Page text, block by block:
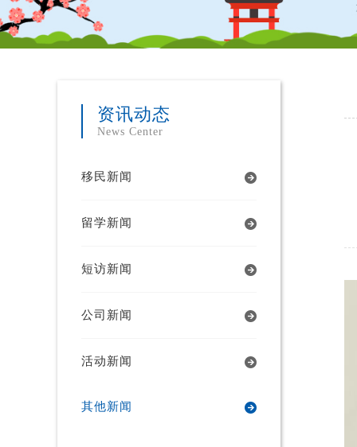
资讯动态
News Center
移民新闻
留学新闻
短访新闻
公司新闻
活动新闻
其他新闻